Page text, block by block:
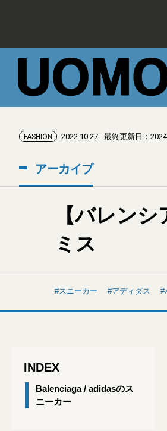
FASHION 2022.10.27 最終更新日：
アーカイブ
【バレン
ミス
スニーカー アディダス
INDEX
Balenciaga / adidasのス
ニーカー